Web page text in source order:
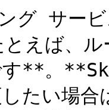
グ サー
えば、
す**。
したい場